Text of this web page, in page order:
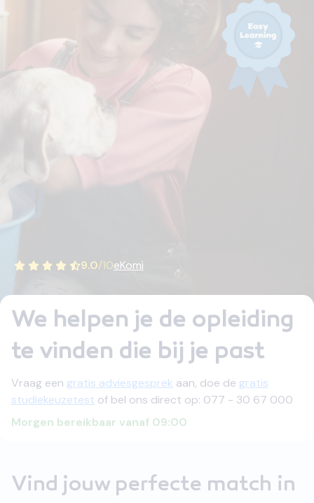
9.0/10eKomi
We helpen je de opleiding
te vinden die bij je past
Vraag een gratis adviesgesprek aan, doe de gratis
studiekeuzetest of bel ons direct op: 077 - 30 67 000
Morgen bereikbaar vanaf 09:00
Vind jouw perfecte match in